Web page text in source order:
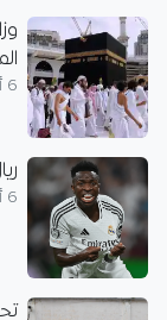
6 أغسطس 2026
6 أغسطس 2026